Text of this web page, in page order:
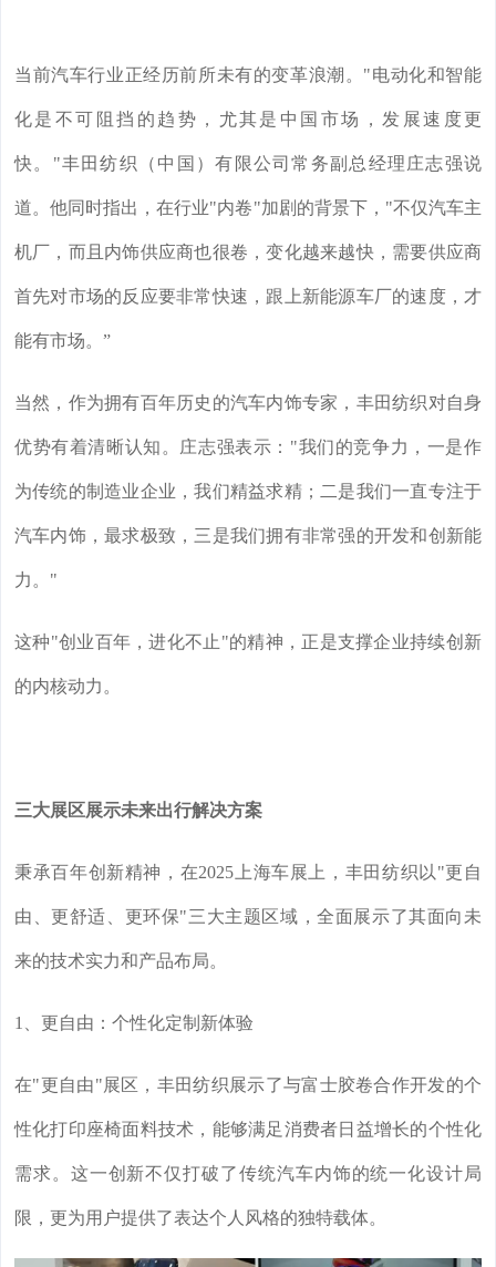
当前汽车行业正经历前所未有的变革浪潮。"电动化和智能
化是不可阻挡的趋势，尤其是中国市场，发展速度更
快。"丰田纺织（中国）有限公司常务副总经理庄志强说
道。他同时指出，在行业"内卷"加剧的背景下，"不仅汽车主
机厂，而且内饰供应商也很卷，变化越来越快，需要供应商
首先对市场的反应要非常快速，跟上新能源车厂的速度，才
能有市场。”
当然，作为拥有百年历史的汽车内饰专家，丰田纺织对自身
优势有着清晰认知。庄志强表示："我们的竞争力，一是作
为传统的制造业企业，我们精益求精；二是我们一直专注于
汽车内饰，最求极致，三是我们拥有非常强的开发和创新能
力。"
这种"创业百年，进化不止"的精神，正是支撑企业持续创新
的内核动力。
三大展区展示未来出行解决方案
秉承百年创新精神，在2025上海车展上，丰田纺织以"更自
由、更舒适、更环保"三大主题区域，全面展示了其面向未
来的技术实力和产品布局。
1、更自由：个性化定制新体验
在"更自由"展区，丰田纺织展示了与富士胶卷合作开发的个
性化打印座椅面料技术，能够满足消费者日益增长的个性化
需求。这一创新不仅打破了传统汽车内饰的统一化设计局
限，更为用户提供了表达个人风格的独特载体。